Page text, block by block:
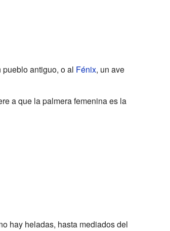
pueblo antiguo, o al Fénix, un ave
a que la palmera femenina es la
hay heladas, hasta mediados del